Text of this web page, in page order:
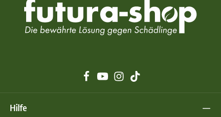
Hilfe